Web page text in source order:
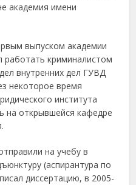
академия имени
выпуском академии
криминалистом
внутренних дел ГУВД
некоторое время
института
на открывшейся кафедре
на учебу в
(аспирантура по
диссертацию, в 2005-